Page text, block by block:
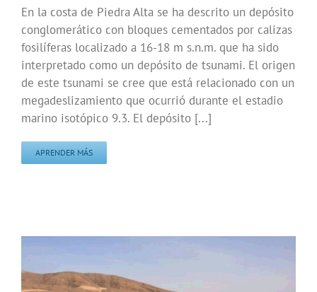
En la costa de Piedra Alta se ha descrito un depósito
conglomerático con bloques cementados por calizas
fosilíferas localizado a 16-18 m s.n.m. que ha sido
interpretado como un depósito de tsunami. El origen
de este tsunami se cree que está relacionado con un
megadeslizamiento que ocurrió durante el estadio
marino isotópico 9.3. El depósito [...]
APRENDER MÁS